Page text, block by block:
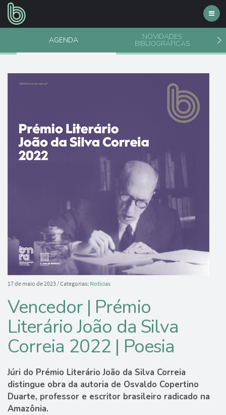
AGENDA NOVIDADES
BIBLIOGRÁFICAS
17 de maio de 2023 / Categorias: Notícias
Vencedor | Prémio
Literário João da Silva
Correia 2022 | Poesia
Júri do Prémio Literário João da Silva Correia
distingue obra da autoria de Osvaldo Copertino
Duarte, professor e escritor brasileiro radicado na
Amazônia.